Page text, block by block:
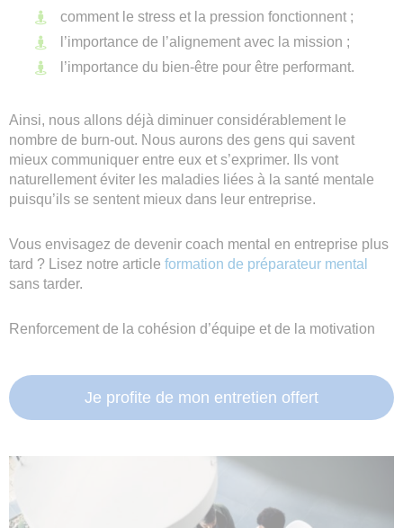
comment le stress et la pression fonctionnent ;
l’importance de l’alignement avec la mission ;
l’importance du bien-être pour être performant.
Ainsi, nous allons déjà diminuer considérablement le
nombre de burn-out. Nous aurons des gens qui savent
mieux communiquer entre eux et s’exprimer. Ils vont
naturellement éviter les maladies liées à la santé mentale
puisqu’ils se sentent mieux dans leur entreprise.
Vous envisagez de devenir coach mental en entreprise plus
tard ? Lisez notre article formation de préparateur mental
sans tarder.
Renforcement de la cohésion d’équipe et de la motivation
Je profite de mon entretien offert